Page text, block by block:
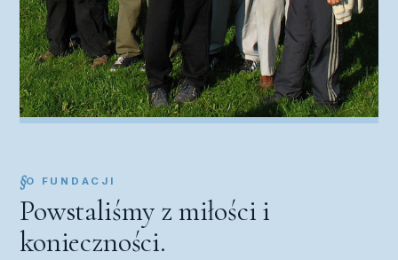
O FUNDACJI
Powstaliśmy z miłości i
konieczności.